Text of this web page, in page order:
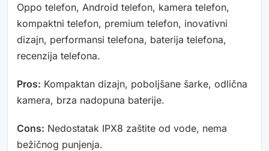
Oppo telefon, Android telefon, kamera telefon,
kompaktni telefon, premium telefon, inovativni
dizajn, performansi telefona, baterija telefona,
recenzija telefona.
Pros: Kompaktan dizajn, poboljšane šarke, odlična
kamera, brza nadopuna baterije.
Cons: Nedostatak IPX8 zaštite od vode, nema
bežičnog punjenja.